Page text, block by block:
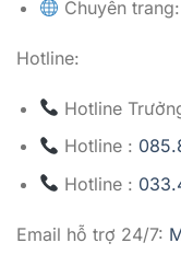
Chuyên trang:
Hotline:
Hotline
Hotline :
Hotline :
Email hỗ trợ 24/7: